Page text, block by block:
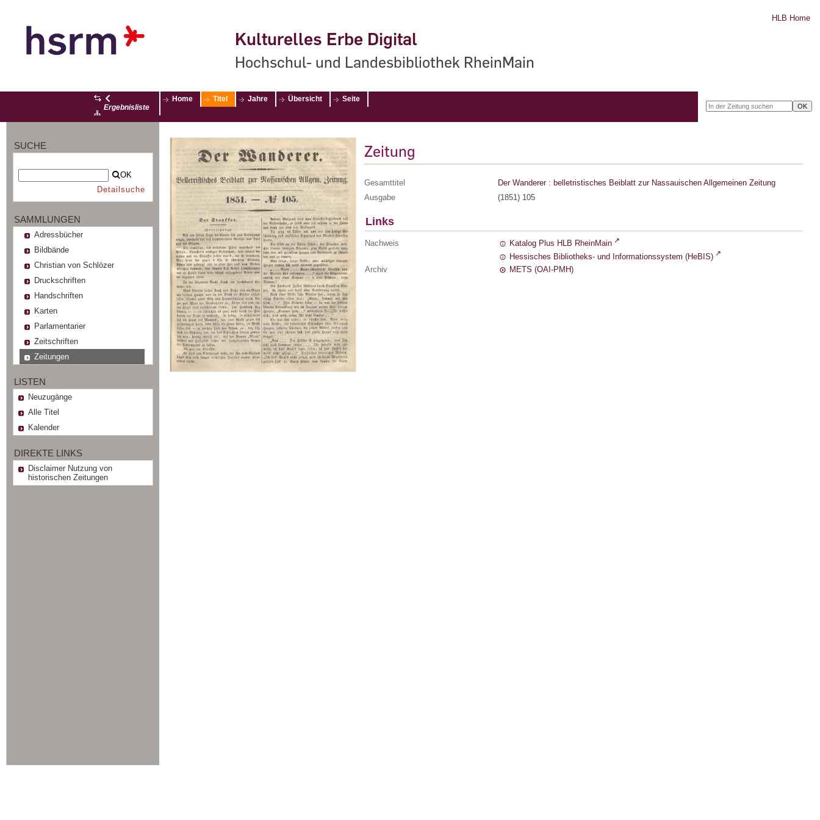
Kulturelles Erbe Digital
Hochschul- und Landesbibliothek RheinMain
HLB Home
Ergebnisliste
Home Titel Jahre Übersicht Seite
SUCHE
OK
Detailsuche
SAMMLUNGEN
Adressbücher
Bildbände
Christian von Schlözer
Druckschriften
Handschriften
Karten
Parlamentarier
Zeitschriften
Zeitungen
LISTEN
Neuzugänge
Alle Titel
Kalender
DIREKTE LINKS
Disclaimer Nutzung von
historischen Zeitungen
Zeitung
Gesamttitel
Der Wanderer : belletristisches Beiblatt zur Nassauischen Allgemeinen Zeitung
Ausgabe
(1851) 105
Links
Nachweis
Katalog Plus HLB RheinMain
Hessisches Bibliotheks- und Informationssystem (HeBIS)
Archiv
METS (OAI-PMH)